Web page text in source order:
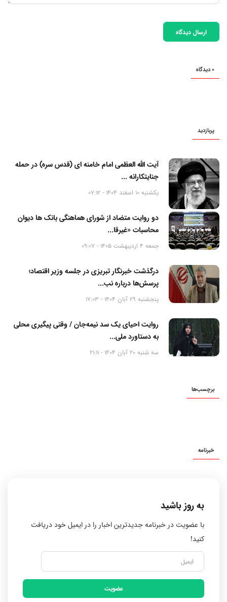
ارسال دیدگاه
0 دیدگاه
پربازدید
آیت الله العظمی امام خامنه ای (قدس سره) در حمله
جنایتکارانه ...
یکشنبه 10 اسفند 1404 - 07:12
دو روایت متضاد از شورای هماهنگی بانک ها دیوان
محاسبات «غیرقا...
جمعه 4 اردیبهشت 1405 - 09:07
درگذشت خبرنگار تبریزی در جلسه وزیر اقتصاد؛
پرسش‌ها درباره نب...
پنجشنبه 29 آبان 1404 - 17:03
روایت احیای یک سد نیمه‌جان / وقتی پیگیری محلی
به دستاورد ملی...
سه شنبه 20 آبان 1404 - 21:11
برچسب‌ها
خبرنامه
به روز باشید
با عضویت در خبرنامه جدیدترین اخبار را در ایمیل خود دریافت
کنید!
عضویت